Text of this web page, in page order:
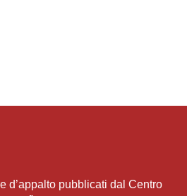
d’appalto pubblicati dal Centro